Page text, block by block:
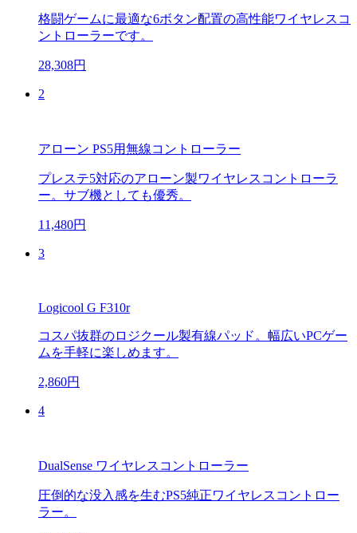
格闘ゲームに最適な6ボタン配置の高性能ワイヤレスコ
ントローラーです。
28,308円
2
アローン PS5用無線コントローラー
プレステ5対応のアローン製ワイヤレスコントローラ
ー。サブ機としても優秀。
11,480円
3
Logicool G F310r
コスパ抜群のロジクール製有線パッド。幅広いPCゲー
ムを手軽に楽しめます。
2,860円
4
DualSense ワイヤレスコントローラー
圧倒的な没入感を生むPS5純正ワイヤレスコントロー
ラー。